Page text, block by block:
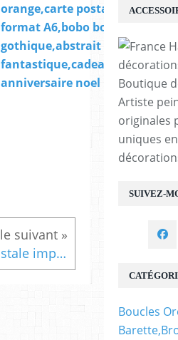
orange,carte postale
format A6,bobo boho
gothique,abstrait
fantastique,cadeau fete
anniversaire noel
Phantoms,carte postale impression d'une toile huile laque d'isabelle krief, tons or bleu turquoise noir sable fumé, oeuvre abstraite
SUIVEZ-
Boutique
Artiste
originales
uniques
Boucles